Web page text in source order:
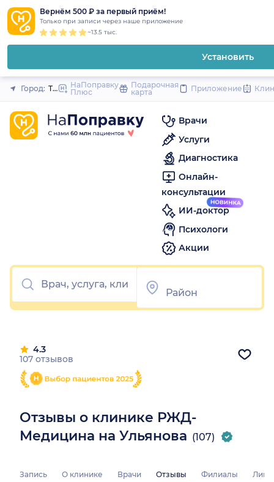
Вернём 500 ₽ за первый приём!
Только при записи через наше приложение
~13.5 тыс.
Установить
Закрыть
Город: Тула НаПоправку
Плюс
Подарочная
карта
Приложение
Врачи
Услуги
Диагностика
Онлайн-
консультации
ИИ-доктор
Психологи
Акции
Отзывы о клинике РЖД-
Медицина на Ульянова (107)
4.3
107 отзывов
Запись О клинике Врачи Отзывы Филиалы